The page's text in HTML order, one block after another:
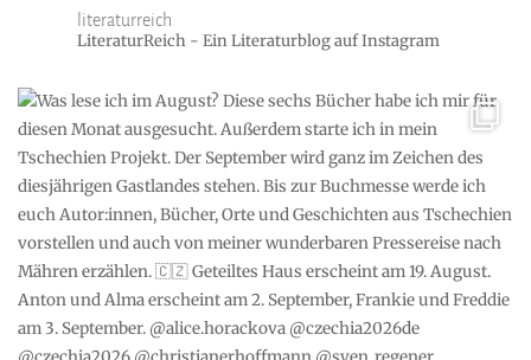
literaturreich
LiteraturReich - Ein Literaturblog auf Instagram